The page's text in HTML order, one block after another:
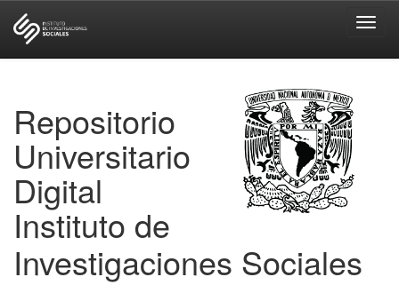
Repositorio
Universitario
Digital
Instituto de
Investigaciones Sociales